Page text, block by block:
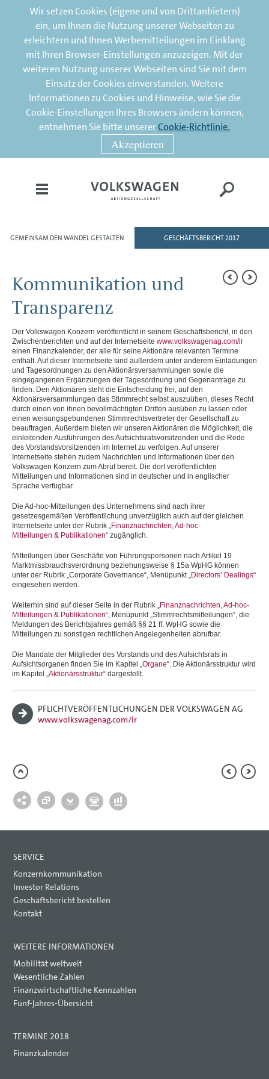
Wir setzen Cookies (eigene und von Drittanbietern)
ein, um Ihnen die Nutzung unserer Webseiten zu
erleichtern und Ihnen Werbemitteilungen im Einklang
mit Ihren Browser-Einstellungen anzuzeigen. Mit der
weiteren Nutzung unserer Webseiten sind Sie mit dem
Einsatz der Cookies einverstanden. Weitere
Informationen zu Cookies und Hinweise, wie Sie die
Cookie-Einstellungen Ihres Browsers ändern können,
entnehmen Sie bitte unsererCookie-Richtlinie.
Akzeptieren
KONZERNBEREICHE
KONZERNLAGEBERICHT
Konzernlagebericht
Ziele und Strategien
Steuerung und Kennzahlen
Struktur und Geschäftstätigkeit
Corporate-Governance-Bericht
Corporate-Governance-Bericht
Entsprechenserklärung
Zusammenarbeit
Ziele für die Besetzung
Vergütungsbericht
Erklärung zur Unternehmensführung
Compliance
Integrität
Unabhängiger Monitor
Risikomanagement, Abschlussprüfung
Kommunikation und Transparenz
Organe
Übernahmerechtliche Angaben
Dieselthematik
Aktie und Anleihen
Ertragslage
Finanzlage
Vermögenslage
Wertschöpfungsrechnung
Gesamtaussage
Volkswagen AG
Nachhaltige Wertsteigerung
Risiko- und Chancenbericht
Aussichten
KONZERNABSCHLUSS
ANHANG
GESCHÄFTSBERICHT 2017
GEMEINSAM DEN WANDEL GESTALTEN
Kommunikation und
Transparenz
Der Volkswagen Konzern veröffentlicht in seinem Geschäftsbericht, in den
Zwischenberichten und auf der Internetseite www.volkswagenag.com/ir
einen Finanzkalender, der alle für seine Aktionäre relevanten Termine
enthält. Auf dieser Internetseite sind außerdem unter anderem Einladungen
und Tagesordnungen zu den Aktionärsversammlungen sowie die
eingegangenen Ergänzungen der Tagesordnung und Gegenanträge zu
finden. Den Aktionären steht die Entscheidung frei, auf den
Aktionärsversammlungen das Stimmrecht selbst auszuüben, dieses Recht
durch einen von ihnen bevollmächtigten Dritten ausüben zu lassen oder
einen weisungsgebundenen Stimmrechtsvertreter der Gesellschaft zu
beauftragen. Außerdem bieten wir unseren Aktionären die Möglichkeit, die
einleitenden Ausführungen des Aufsichtsratsvorsitzenden und die Rede
des Vorstandsvorsitzenden im Internet zu verfolgen. Auf unserer
Internetseite stehen zudem Nachrichten und Informationen über den
Volkswagen Konzern zum Abruf bereit. Die dort veröffentlichten
Mitteilungen und Informationen sind in deutscher und in englischer
Sprache verfügbar.
Die Ad-hoc-Mitteilungen des Unternehmens sind nach ihrer
gesetzesgemäßen Veröffentlichung unverzüglich auch auf der gleichen
Internetseite unter der Rubrik „Finanznachrichten, Ad-hoc-
Mitteilungen & Publikationen“ zugänglich.
Mitteilungen über Geschäfte von Führungspersonen nach Artikel 19
Marktmissbrauchsverordnung beziehungsweise § 15a WpHG können
unter der Rubrik „Corporate Governance“, Menüpunkt „Directors’ Dealings“
eingesehen werden.
Weiterhin sind auf dieser Seite in der Rubrik „Finanznachrichten, Ad-hoc-
Mitteilungen & Publikationen“, Menüpunkt „Stimmrechtsmitteilungen“, die
Meldungen des Berichtsjahres gemäß §§ 21 ff. WpHG sowie die
Mitteilungen zu sonstigen rechtlichen Angelegenheiten abrufbar.
Die Mandate der Mitglieder des Vorstands und des Aufsichtsrats in
Aufsichtsorganen finden Sie im Kapitel „Organe“. Die Aktionärsstruktur wird
im Kapitel „Aktionärsstruktur“ dargestellt.
PFLICHTVERÖFFENTLICHUNGEN DER VOLKSWAGEN AG
www.volkswagenag.com/ir
SERVICE
Konzernkommunikation
Investor Relations
Geschäftsbericht bestellen
Kontakt
WEITERE INFORMATIONEN
Mobilität weltweit
Wesentliche Zahlen
Finanzwirtschaftliche Kennzahlen
Fünf-Jahres-Übersicht
TERMINE 2018
Finanzkalender